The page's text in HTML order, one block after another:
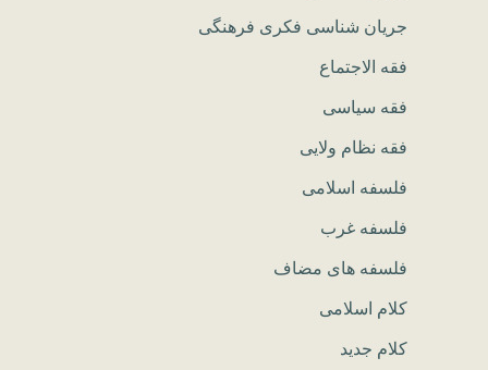
جریان شناسی فکری فرهنگی
فقه الاجتماع
فقه سیاسی
فقه نظام ولایی
فلسفه اسلامی
فلسفه غرب
فلسفه های مضاف
کلام اسلامی
کلام جدید